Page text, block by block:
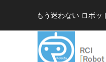
もう迷わない ロボッ